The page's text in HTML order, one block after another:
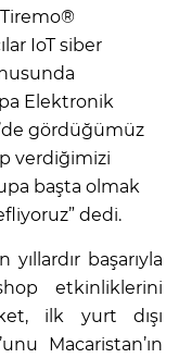
Tiremo®
IoT siber
Elektronik
gördüğümüz
verdiğimizi
başta olmak
dedi.
başarıyla
etkinliklerini
ilk yurt dışı
Macaristan’ın